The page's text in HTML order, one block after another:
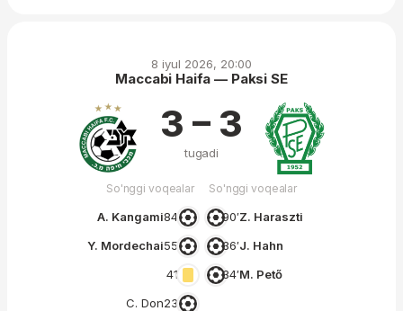
8 iyul 2026, 20:00
Maccabi Haifa — Paksi SE
So'nggi voqealar
A. Kangami84′
Y. Mordechai55′
41′
C. Don23′
3 – 3
tugadi
So'nggi voqealar
90′Z. Haraszti
36′J. Hahn
34′M. Pető